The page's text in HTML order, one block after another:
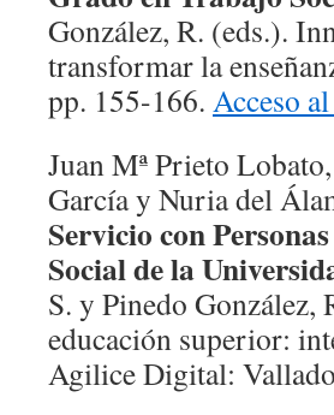
González, R. (eds.).
transformar la
pp. 155-166. Acceso
Juan Mª Prieto
García y Nuria del
Servicio con
Social de la
S. y Pinedo González,
educación superior:
Agilice Digital: